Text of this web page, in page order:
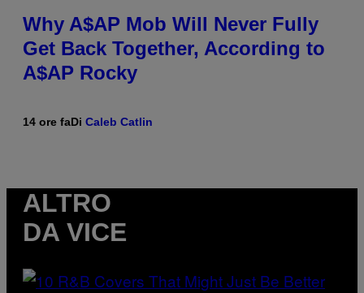
Why A$AP Mob Will Never Fully
Get Back Together, According to
A$AP Rocky
14 ore faDi Caleb Catlin
ALTRO
DA VICE